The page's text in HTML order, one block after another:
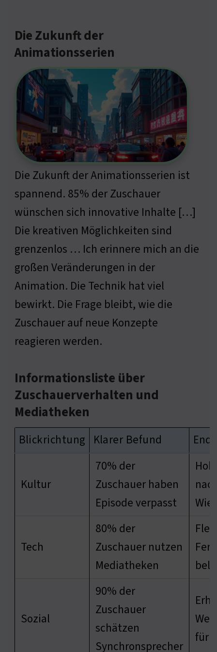
Die Zukunft der
Animationsserien
Die Zukunft der Animationsserien ist
spannend. 85% der Zuschauer
wünschen sich innovative Inhalte […]
Die kreativen Möglichkeiten sind
grenzenlos … Ich erinnere mich an die
großen Veränderungen in der
Animation. Die Technik hat viel
bewirkt. Die Frage bleibt, wie die
Zuschauer auf neue Konzepte
reagieren werden.
Informationsliste über
Zuschauerverhalten und
Mediatheken
Blickrichtung Klarer Befund
Kultur
70% der
Zuschauer haben
Episode verpasst
Tech
80% der
Zuschauer nutzen
Mediatheken
Sozial
90% der
Zuschauer
schätzen
Synchronsprecher
für